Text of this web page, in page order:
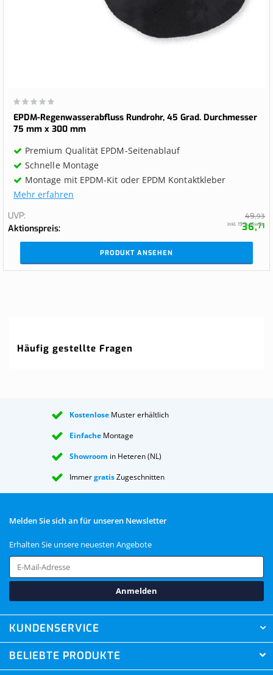
Wertung:
0%
EPDM-Regenwasserabfluss Rundrohr, 45 Grad. Durchmesser
75 mm x 300 mm
Premium Qualität EPDM-Seitenablauf
Schnelle Montage
Montage mit EPDM-Kit oder EPDM Kontaktkleber
Mehr erfahren
UVP
49,93
Aktionspreis 36,71
Inkl. 19 % MwSt.
PRODUKT ANSEHEN
Häufig gestellte Fragen
Kostenlose Muster erhältlich
Einfache Montage
Showroom in Heteren (NL)
ImmergratisZugeschnitten
Melden Sie sich an für unseren Newsletter
Erhalten Sie unsere neuesten Angebote
Anmelden
KUNDENSERVICE
BELIEBTE PRODUKTE